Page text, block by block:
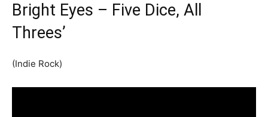
Bright Eyes – Five Dice, All
Threes’
(Indie Rock)